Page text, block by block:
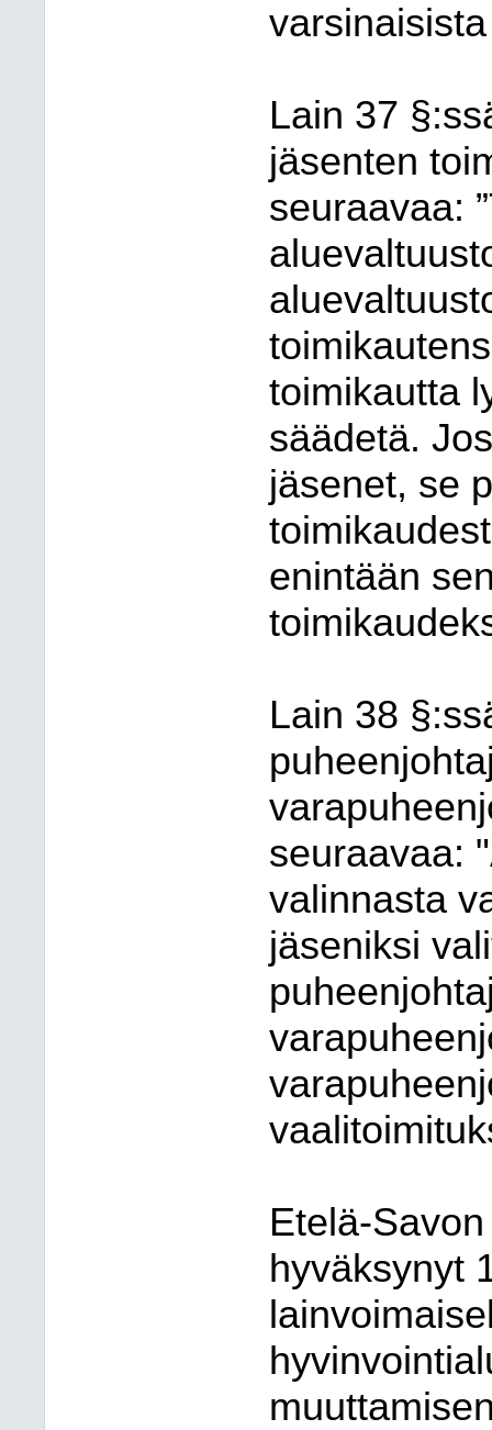
Lain 37
jäsenten
seuraavaa:
toimikautta
säädetä.
jäsenet, se
enintään
Lain 38
seuraavaa:
valinnasta
jäseniksi
Etelä-
hyväksynyt